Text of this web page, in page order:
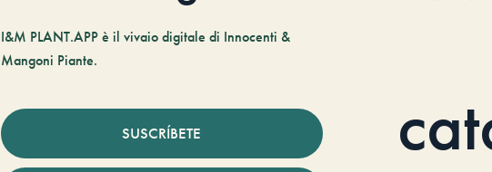
I&M PLANT.APP è il vivaio digitale di Innocenti &
Mangoni Piante.
SUSCRÍBETE